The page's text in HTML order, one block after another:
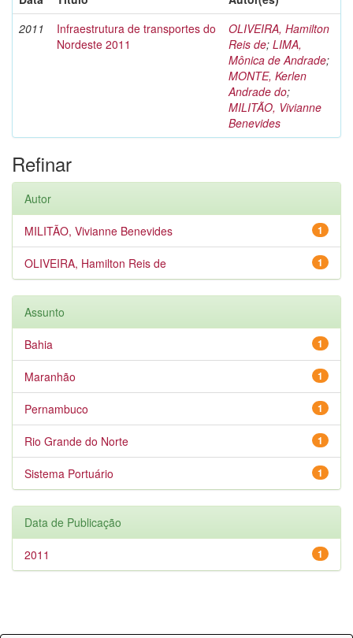
2011
Infraestrutura de transportes do
Nordeste 2011
OLIVEIRA, Hamilton
Reis de; LIMA,
Mônica de Andrade;
MONTE, Kerlen
Andrade do;
MILITÃO, Vivianne
Benevides
Refinar
Autor
1
MILITÃO, Vivianne Benevides
1
OLIVEIRA, Hamilton Reis de
Assunto
1
Bahia
1
Maranhão
1
Pernambuco
1
Rio Grande do Norte
1
Sistema Portuário
Data de Publicação
1
2011